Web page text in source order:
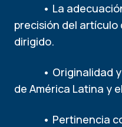
• La adecuación
precisión del artículo
dirigido.
• Originalidad y
de América Latina y
• Pertinencia